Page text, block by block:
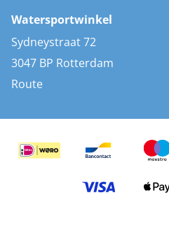
AIS transponders
Stootwillen en fenders
Bootkussens
Zwemtrappen
Watersportwinkel
Sydneystraat 72
3047 BP Rotterdam
Route